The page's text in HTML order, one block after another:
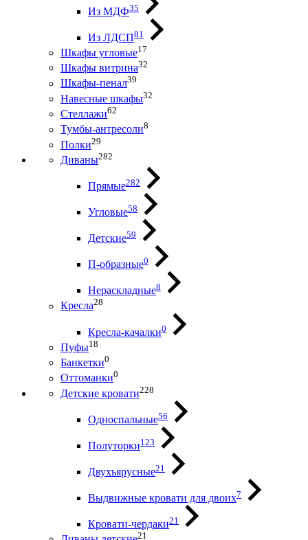
Из МДФ35
Из ЛДСП81
Шкафы угловые17
Шкафы витрина32
Шкафы-пенал39
Навесные шкафы32
Стеллажи62
Тумбы-антресоли8
Полки29
Диваны282
Прямые282
Угловые58
Детские59
П-образные0
Нераскладные8
Кресла28
Кресла-качалки0
Пуфы18
Банкетки0
Оттоманки0
Детские кровати228
Односпальные56
Полуторки123
Двухъярусные21
Выдвижные кровати для двоих7
Кровати-чердаки21
21